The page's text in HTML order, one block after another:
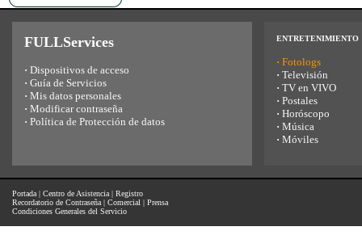
FULLServices
· Dispositivos de acceso
· Guía de Servicios
· Mis datos personales
· Modificar contraseña
· Política de Protección de datos
ENTRETENIMIENTO
· Fotologs
· Televisión
· TV en VIVO
· Postales
· Horóscopo
· Música
· Móviles
Portada | Centro de Asistencia | Registro
Recordatorio de Contraseña | Comercial | Prensa
Condiciones Generales del Servicio